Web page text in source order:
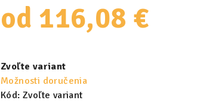
od 116,08 €
cena:
Zvoľte variant
Možnosti doručenia
Kód: Zvoľte variant